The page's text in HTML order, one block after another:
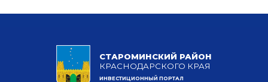
СТАРОМИНСКИЙ РАЙОН
КРАСНОДАРСКОГО КРАЯ
ИНВЕСТИЦИОННЫЙ ПОРТАЛ